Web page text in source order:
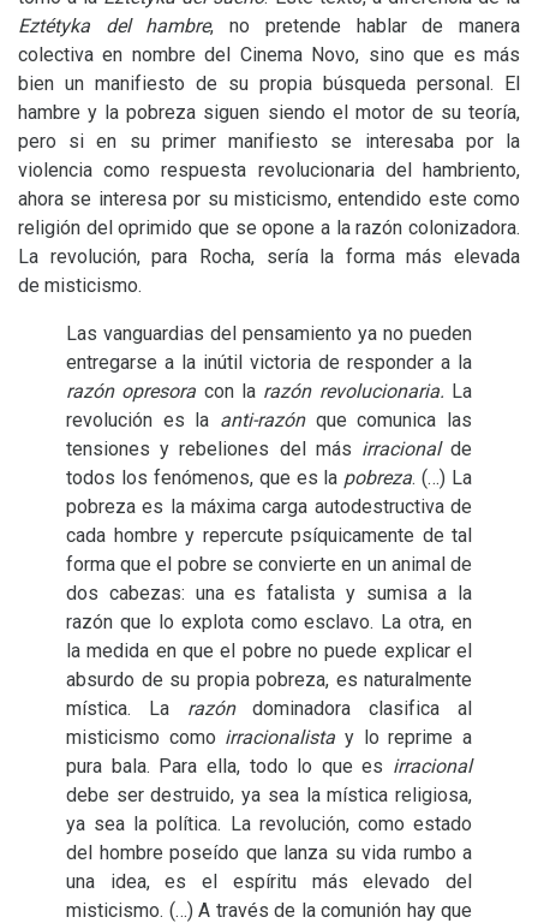
Eztétyka del hambre, no pretende hablar de manera
colectiva en nombre del Cinema Novo, sino que es más
bien un manifiesto de su propia búsqueda personal. El
hambre y la pobreza siguen siendo el motor de su teoría,
pero si en su primer manifiesto se interesaba por la
violencia como respuesta revolucionaria del hambriento,
ahora se interesa por su misticismo, entendido este como
religión del oprimido que se opone a la razón colonizadora.
La revolución, para Rocha, sería la forma más elevada
de misticismo.
Las vanguardias del pensamiento ya no pueden
entregarse a la inútil victoria de responder a la
razón opresora con la razón revolucionaria. La
revolución es la anti-razónque comunica las
tensiones y rebeliones del más irracionalde
todos los fenómenos, que es la pobreza. (…) La
pobreza es la máxima carga autodestructiva de
cada hombre y repercute psíquicamente de tal
forma que el pobre se convierte en un animal de
dos cabezas: una es fatalista y sumisa a la
razón que lo explota como esclavo. La otra, en
la medida en que el pobre no puede explicar el
absurdo de su propia pobreza, es naturalmente
mística. La razóndominadora clasifica al
misticismo como irracionalistay lo reprime a
pura bala. Para ella, todo lo que es irracional
debe ser destruido, ya sea la mística religiosa,
ya sea la política. La revolución, como estado
del hombre poseído que lanza su vida rumbo a
una idea, es el espíritu más elevado del
misticismo. (…) A través de la comunión hay que